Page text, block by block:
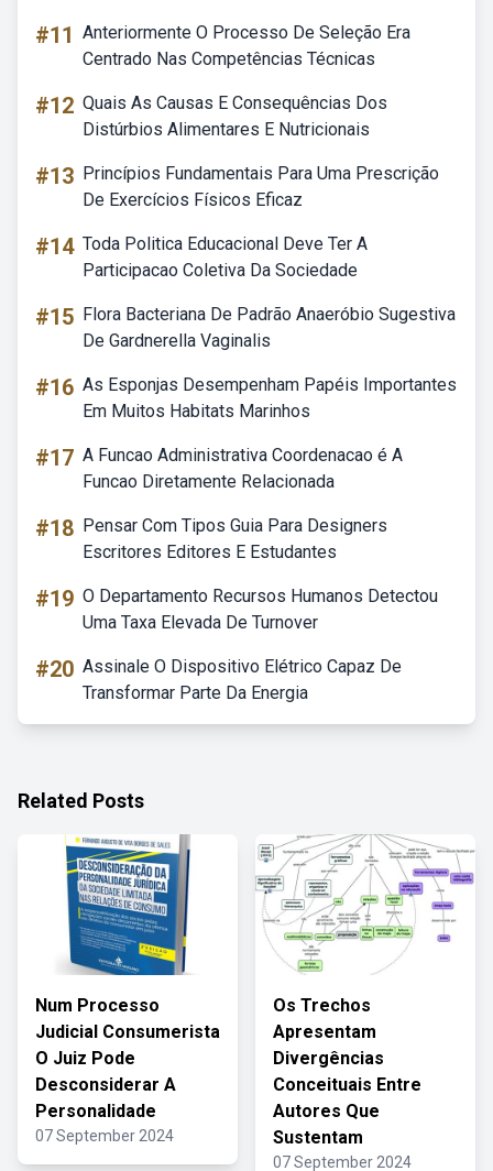
#11 Anteriormente O Processo De Seleção Era
Centrado Nas Competências Técnicas
#12 Quais As Causas E Consequências Dos
Distúrbios Alimentares E Nutricionais
#13 Princípios Fundamentais Para Uma Prescrição
De Exercícios Físicos Eficaz
#14 Toda Politica Educacional Deve Ter A
Participacao Coletiva Da Sociedade
#15 Flora Bacteriana De Padrão Anaeróbio Sugestiva
De Gardnerella Vaginalis
#16 As Esponjas Desempenham Papéis Importantes
Em Muitos Habitats Marinhos
#17 A Funcao Administrativa Coordenacao é A
Funcao Diretamente Relacionada
#18 Pensar Com Tipos Guia Para Designers
Escritores Editores E Estudantes
#19 O Departamento Recursos Humanos Detectou
Uma Taxa Elevada De Turnover
#20 Assinale O Dispositivo Elétrico Capaz De
Transformar Parte Da Energia
Related Posts
Num Processo
Judicial Consumerista
O Juiz Pode
Desconsiderar A
Personalidade
07 September 2024
Os Trechos
Apresentam
Divergências
Conceituais Entre
Autores Que
Sustentam
07 September 2024